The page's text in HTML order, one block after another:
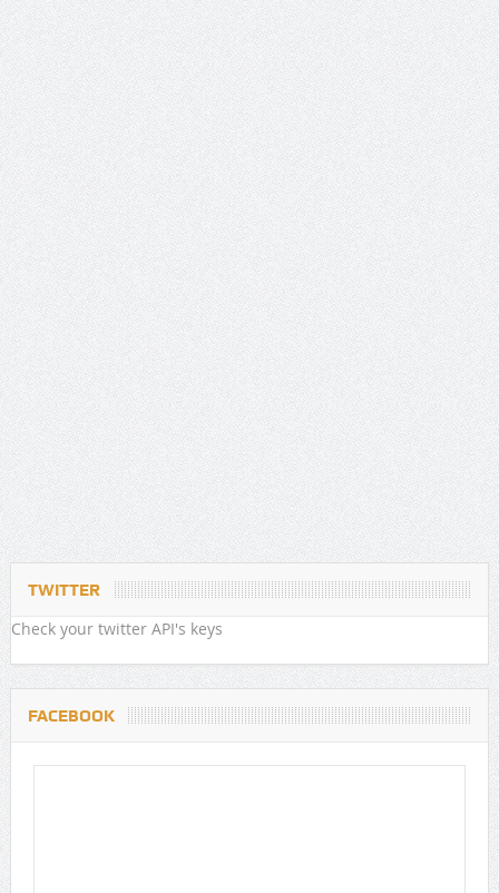
TWITTER
Check your twitter API's keys
FACEBOOK